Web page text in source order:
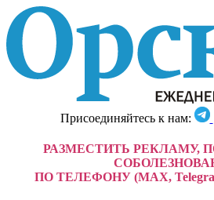
Присоединяйтесь к нам:
РАЗМЕСТИТЬ РЕКЛАМУ,
ПО ТЕЛЕФОНУ (MAX,